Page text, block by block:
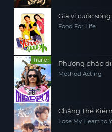
Gia vị cuộc sống
Food For Life
Trailer Phương pháp
Method Acting
Chẳng Thể
Lose My Heart to